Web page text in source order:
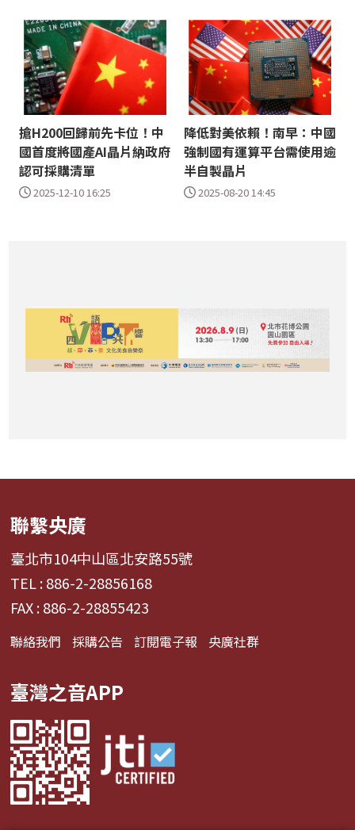
搶H200回歸前先卡位！中
國首度將國產AI晶片納政府
認可採購清單
2025-12-10 16:25
降低對美依賴！南早：中國
強制國有運算平台需使用逾
半自製晶片
2025-08-20 14:45
聯繫央廣
臺北市104中山區北安路55號
TEL : 886-2-28856168
FAX : 886-2-28855423
聯絡我們 採購公告 訂閱電子報 央廣社群
臺灣之音APP